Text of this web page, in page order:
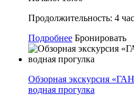
Продолжительность: 4
Подробнее Бронировать
Обзорная экскурсия
водная прогулка